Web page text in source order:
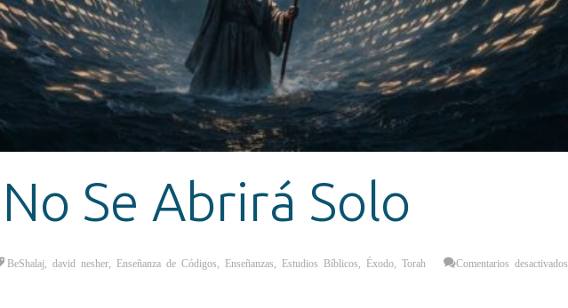
Se Abrirá Solo
BeShalaj david nesher Enseñanza de Códigos Enseñanzas Estudios Bíblicos Éxodo Torah Comentarios desactivados